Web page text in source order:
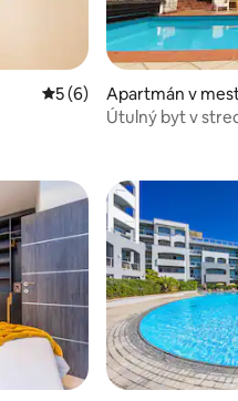
Priemerné ohodnotenie
5 (6)
Apartmán v
Útulný byt v